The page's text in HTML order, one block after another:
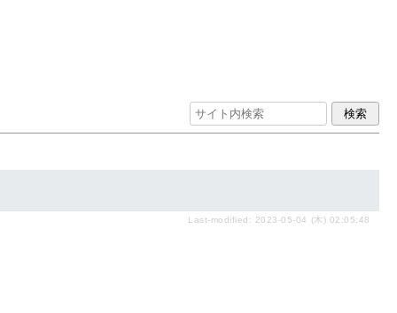
Last-modified: 2023-05-04 (木) 02:05:48